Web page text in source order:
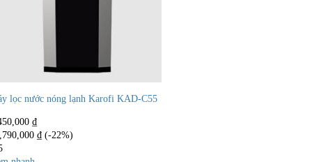
lọc nước nóng lạnh Karofi KAD-C55
₫
₫ (-22%)